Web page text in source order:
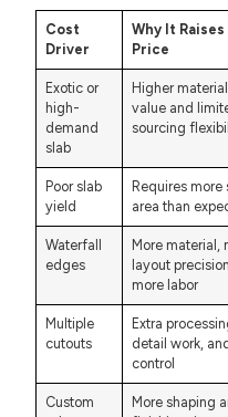
Cost
Driver
Why It Raises
Price
Exotic or
high-
demand
slab
Higher material
value and
sourcing
Poor slab
yield
Requires more
area than
Waterfall
edges
More material,
layout
more labor
Multiple
cutouts
Extra
detail work,
control
Custom
More shaping